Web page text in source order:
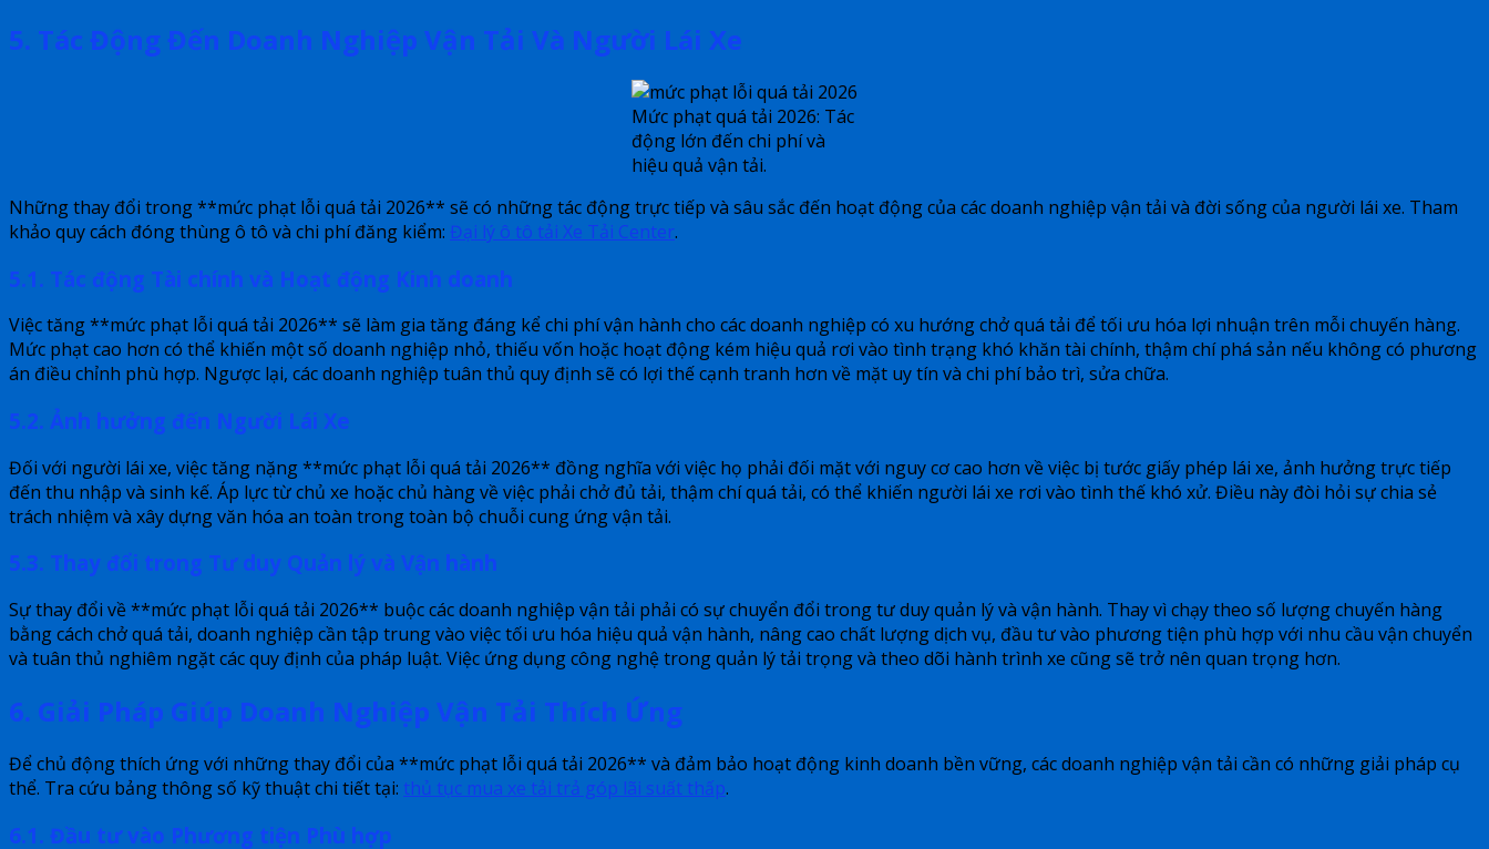
5. Tác Động Đến Doanh Nghiệp Vận Tải Và Người Lái Xe
Mức phạt quá tải 2026: Tác
động lớn đến chi phí và
hiệu quả vận tải.
Những thay đổi trong **mức phạt lỗi quá tải 2026** sẽ có những tác động trực tiếp và sâu sắc đến hoạt động của các doanh nghiệp vận tải và đời sống của người lái xe. Tham
khảo quy cách đóng thùng ô tô và chi phí đăng kiểm: Đại lý ô tô tải Xe Tải Center.
5.1. Tác động Tài chính và Hoạt động Kinh doanh
Việc tăng **mức phạt lỗi quá tải 2026** sẽ làm gia tăng đáng kể chi phí vận hành cho các doanh nghiệp có xu hướng chở quá tải để tối ưu hóa lợi nhuận trên mỗi chuyến hàng.
Mức phạt cao hơn có thể khiến một số doanh nghiệp nhỏ, thiếu vốn hoặc hoạt động kém hiệu quả rơi vào tình trạng khó khăn tài chính, thậm chí phá sản nếu không có phương
án điều chỉnh phù hợp. Ngược lại, các doanh nghiệp tuân thủ quy định sẽ có lợi thế cạnh tranh hơn về mặt uy tín và chi phí bảo trì, sửa chữa.
5.2. Ảnh hưởng đến Người Lái Xe
Đối với người lái xe, việc tăng nặng **mức phạt lỗi quá tải 2026** đồng nghĩa với việc họ phải đối mặt với nguy cơ cao hơn về việc bị tước giấy phép lái xe, ảnh hưởng trực tiếp
đến thu nhập và sinh kế. Áp lực từ chủ xe hoặc chủ hàng về việc phải chở đủ tải, thậm chí quá tải, có thể khiến người lái xe rơi vào tình thế khó xử. Điều này đòi hỏi sự chia sẻ
trách nhiệm và xây dựng văn hóa an toàn trong toàn bộ chuỗi cung ứng vận tải.
5.3. Thay đổi trong Tư duy Quản lý và Vận hành
Sự thay đổi về **mức phạt lỗi quá tải 2026** buộc các doanh nghiệp vận tải phải có sự chuyển đổi trong tư duy quản lý và vận hành. Thay vì chạy theo số lượng chuyến hàng
bằng cách chở quá tải, doanh nghiệp cần tập trung vào việc tối ưu hóa hiệu quả vận hành, nâng cao chất lượng dịch vụ, đầu tư vào phương tiện phù hợp với nhu cầu vận chuyển
và tuân thủ nghiêm ngặt các quy định của pháp luật. Việc ứng dụng công nghệ trong quản lý tải trọng và theo dõi hành trình xe cũng sẽ trở nên quan trọng hơn.
6. Giải Pháp Giúp Doanh Nghiệp Vận Tải Thích Ứng
Để chủ động thích ứng với những thay đổi của **mức phạt lỗi quá tải 2026** và đảm bảo hoạt động kinh doanh bền vững, các doanh nghiệp vận tải cần có những giải pháp cụ
thể. Tra cứu bảng thông số kỹ thuật chi tiết tại: thủ tục mua xe tải trả góp lãi suất thấp.
6.1. Đầu tư vào Phương tiện Phù hợp